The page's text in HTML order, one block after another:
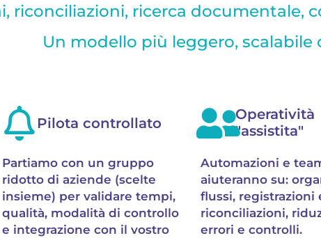
riconciliazioni, ricerca documentale,
Un modello più leggero, scalabile
Pilota controllato
Partiamo con un gruppo
ridotto di aziende (scelte
insieme) per validare tempi,
qualità, modalità di controllo
e integrazione con il vostro
Operatività
"assistita"
Automazioni e
aiuteranno su:
flussi, registrazioni
riconciliazioni,
errori e controlli.